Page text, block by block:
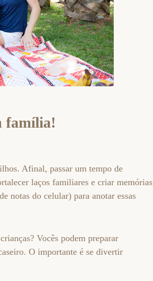
família!
Afinal, passar um tempo de
laços familiares e criar memórias
notas do celular) para anotar essas
Vocês podem preparar
O importante é se divertir